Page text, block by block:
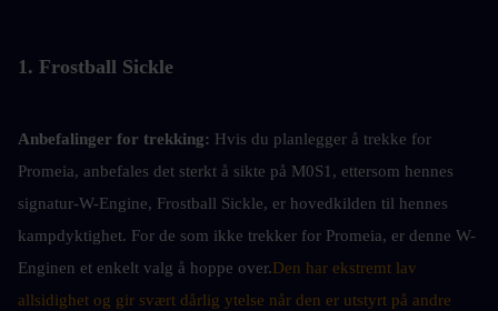
1. Frostball Sickle
Anbefalinger for trekking: Hvis du planlegger å trekke for
Promeia, anbefales det sterkt å sikte på M0S1, ettersom hennes
signatur-W-Engine, Frostball Sickle, er hovedkilden til hennes
kampdyktighet. For de som ikke trekker for Promeia, er denne W-
Enginen et enkelt valg å hoppe over.Den har ekstremt lav
allsidighet og gir svært dårlig ytelse når den er utstyrt på andre